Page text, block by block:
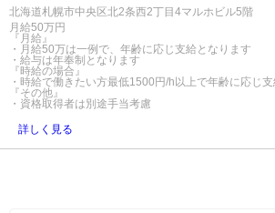
北海道札幌市中央区北2条西2丁目4マルホビル5階
月給50万円
『月給』
・月給50万は一例で、年齢に応じ支給となります
・給与は年奉制となります
『時給の場合』
・時給で働きたい方最低1500円/h以上で年齢に応じ
『その他』
・資格取得者は別途手当考慮
詳しく見る